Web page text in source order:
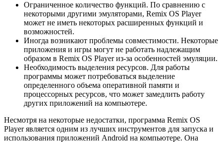
Ограниченное количество функций. По сравнению с
некоторыми другими эмуляторами, Remix OS Player
может не иметь некоторых расширенных функций и
возможностей.
Иногда возникают проблемы совместимости. Некоторые
приложения и игры могут не работать надлежащим
образом в Remix OS Player из-за особенностей эмуляции.
Необходимость выделения ресурсов. Для работы
программы может потребоваться выделение
определенного объема оперативной памяти и
процессорных ресурсов, что может замедлить работу
других приложений на компьютере.
Несмотря на некоторые недостатки, программа Remix OS
Player является одним из лучших инструментов для запуска и
использования приложений Android на компьютере. Она